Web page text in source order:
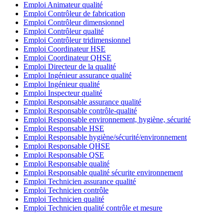
Emploi Animateur qualité
Emploi Contrôleur de fabrication
Emploi Contrôleur dimensionnel
Emploi Contrôleur qualité
Emploi Contrôleur tridimensionnel
Emploi Coordinateur HSE
Emploi Coordinateur QHSE
Emploi Directeur de la qualité
Emploi Ingénieur assurance qualité
Emploi Ingénieur qualité
Emploi Inspecteur qualité
Emploi Responsable assurance qualité
Emploi Responsable contrôle-qualité
Emploi Responsable environnement, hygiène, sécurité
Emploi Responsable HSE
Emploi Responsable hygiène/sécurité/environnement
Emploi Responsable QHSE
Emploi Responsable QSE
Emploi Responsable qualité
Emploi Responsable qualité sécurite environnement
Emploi Technicien assurance qualité
Emploi Technicien contrôle
Emploi Technicien qualité
Emploi Technicien qualité contrôle et mesure